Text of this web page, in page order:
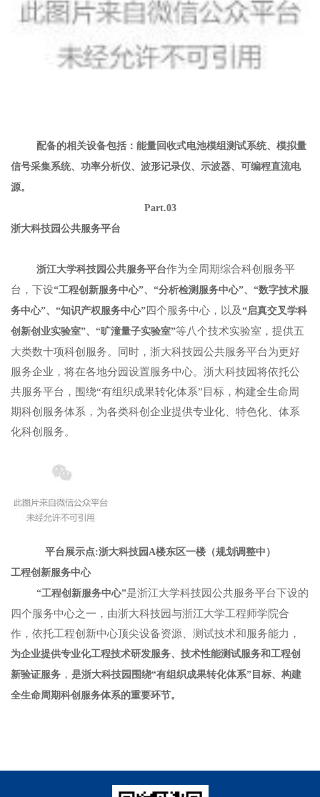
配备的相关设备包括：能量回收式电池模组测试系统、模拟量
信号采集系统、功率分析仪、波形记录仪、示波器、可编程直流电
源。
Part.03
浙大科技园公共服务平台
浙江大学科技园公共服务平台作为全周期综合科创服务平
台，下设“工程创新服务中心”、“分析检测服务中心”、“数字技术服
务中心”、“知识产权服务中心” 四个服务中心，以及 “启真交叉学科
创新创业实验室”、“旷潼量子实验室”等八个技术实验室，提供五
大类数十项科创服务。同时，浙大科技园公共服务平台为更好
服务企业，将在各地分园设置服务中心。浙大科技园将依托公
共服务平台，围绕“有组织成果转化体系”目标，构建全生命周
期科创服务体系，为各类科创企业提供专业化、特色化、体系
化科创服务。
平台展示点:浙大科技园A楼东区一楼（规划调整中）
工程创新服务中心
“工程创新服务中心”是浙江大学科技园公共服务平台下设的
四个服务中心之一，由浙大科技园与浙江大学工程师学院合
作，依托工程创新中心顶尖设备资源、测试技术和服务能力，
为企业提供专业化工程技术研发服务、技术性能测试服务和工程创
新验证服务 ， 是浙大科技园围绕“有组织成果转化体系”目标、构建
全生命周期科创服务体系的重要环节。